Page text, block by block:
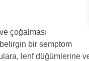
çoğalması
bir semptom
lenf düğümlerine